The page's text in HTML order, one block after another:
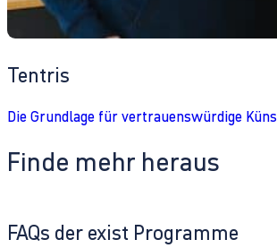
Tentris
Die Grundlage für vertrauenswürdige
Finde mehr heraus
FAQs der exist Programme